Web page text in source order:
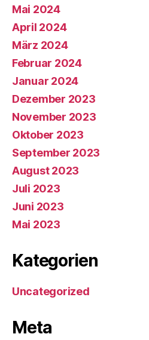
Mai 2024
April 2024
März 2024
Februar 2024
Januar 2024
Dezember 2023
November 2023
Oktober 2023
September 2023
August 2023
Juli 2023
Juni 2023
Mai 2023
Kategorien
Uncategorized
Meta